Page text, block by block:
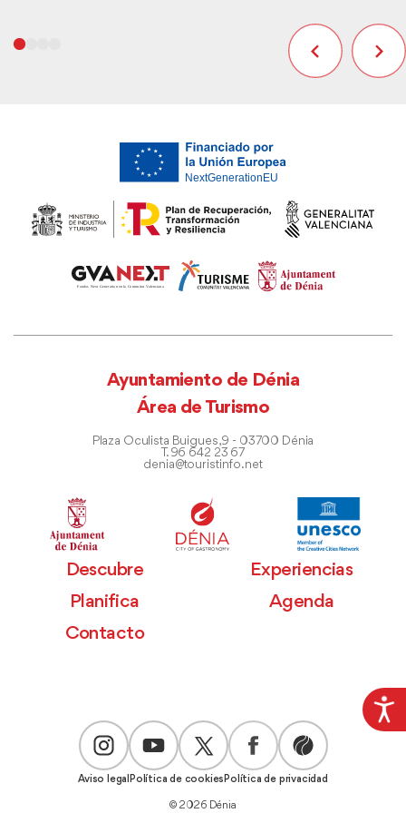
Ayuntamiento de Dénia
Área de Turismo
Plaza Oculista Buigues, 9 - 03700 Dénia
T. 96 642 23 67
denia@touristinfo.net
Descubre
Experiencias
Planifica
Agenda
Contacto
Aviso legal Política de cookies Política de privacidad
© 2026 Dénia